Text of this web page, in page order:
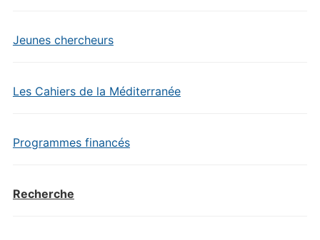
Jeunes chercheurs
Les Cahiers de la Méditerranée
Programmes financés
Recherche